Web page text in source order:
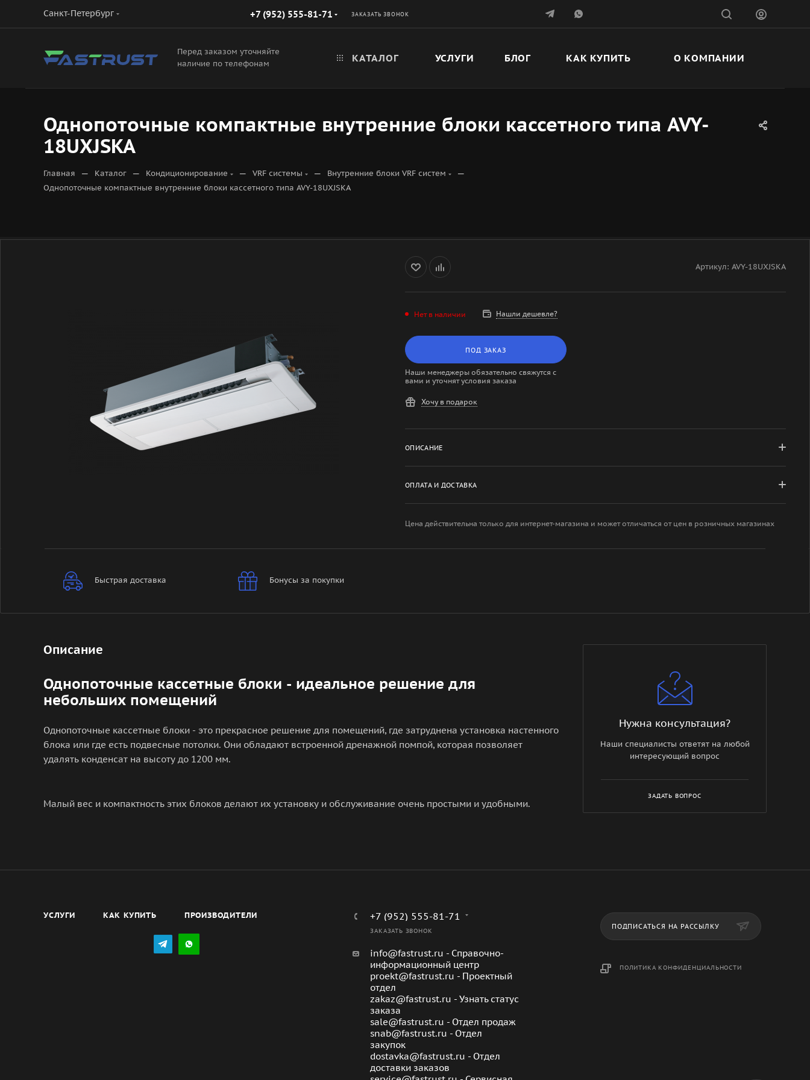
Санкт-Петербург +7 (952) 555-81-71 ЗАКАЗАТЬ ЗВОНОК
Перед заказом уточняйте
наличие по телефонам
КАТАЛОГ УСЛУГИ БЛОГ КАК КУПИТЬ О КОМПАНИИ
Однопоточные компактные внутренние блоки кассетного типа AVY-
18UXJSKA
Главная — Каталог — Кондиционирование — VRF системы — Внутренние блоки VRF систем —
Однопоточные компактные внутренние блоки кассетного типа AVY-18UXJSKA
Артикул: AVY-18UXJSKA
Нет в наличии Нашли дешевле?
ПОД ЗАКАЗ
Наши менеджеры обязательно свяжутся с
вами и уточнят условия заказа
Хочу в подарок
ОПИСАНИЕ
ОПЛАТА И ДОСТАВКА
Цена действительна только для интернет-магазина и может отличаться от цен в розничных магазинах
Быстрая доставка Бонусы за покупки
Описание
Однопоточные кассетные блоки - идеальное решение для
небольших помещений
Однопоточные кассетные блоки - это прекрасное решение для помещений, где затруднена установка настенного
блока или где есть подвесные потолки. Они обладают встроенной дренажной помпой, которая позволяет
удалять конденсат на высоту до 1200 мм.
Малый вес и компактность этих блоков делают их установку и обслуживание очень простыми и удобными.
Нужна консультация?
Наши специалисты ответят на любой
интересующий вопрос
ЗАДАТЬ ВОПРОС
УСЛУГИ КАК КУПИТЬ ПРОИЗВОДИТЕЛИ +7 (952) 555-81-71
ЗАКАЗАТЬ ЗВОНОК
info@fastrust.ru - Справочно-
информационный центр
proekt@fastrust.ru - Проектный
отдел
zakaz@fastrust.ru - Узнать статус
заказа
sale@fastrust.ru - Отдел продаж
snab@fastrust.ru - Отдел
закупок
dostavka@fastrust.ru - Отдел
доставки заказов
ПОДПИСАТЬСЯ НА РАССЫЛКУ
ПОЛИТИКА КОНФИДЕНЦИАЛЬНОСТИ